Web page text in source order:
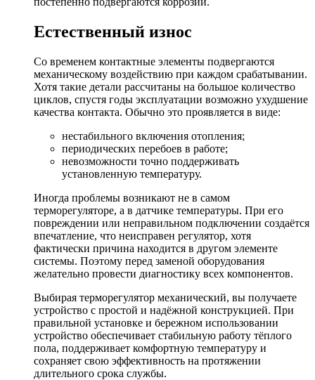
Естественный износ
Со временем контактные элементы подвергаются
механическому воздействию при каждом срабатывании.
Хотя такие детали рассчитаны на большое количество
циклов, спустя годы эксплуатации возможно ухудшение
качества контакта. Обычно это проявляется в виде:
нестабильного включения отопления;
периодических перебоев в работе;
невозможности точно поддерживать
установленную температуру.
Иногда проблемы возникают не в самом
терморегуляторе, а в датчике температуры. При его
повреждении или неправильном подключении создаётся
впечатление, что неисправен регулятор, хотя
фактически причина находится в другом элементе
системы. Поэтому перед заменой оборудования
желательно провести диагностику всех компонентов.
Выбирая терморегулятор механический, вы получаете
устройство с простой и надёжной конструкцией. При
правильной установке и бережном использовании
устройство обеспечивает стабильную работу тёплого
пола, поддерживает комфортную температуру и
сохраняет свою эффективность на протяжении
длительного срока службы.